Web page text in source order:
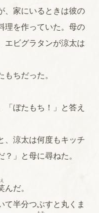
、家にいるときは彼の
理を作っていた。母の
エビグラタンが涼太は
ちだった。
ぼたもち！」と答え
涼太は何度もキッチ
」と母に尋ねた。
んだ。
て半分つぶすと丸くま